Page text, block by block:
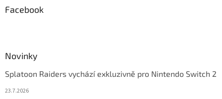
Facebook
Novinky
Splatoon Raiders vychází exkluzivně pro Nintendo Switch 2
23.7.2026